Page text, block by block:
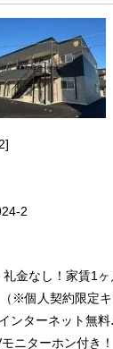
2
金なし！家賃1
※個人契約限定キ
ンターネット無料
ニターホン付き